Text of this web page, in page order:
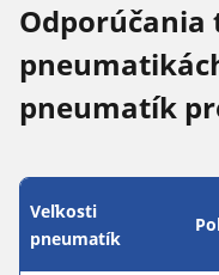
Odporúčania
pneumatík
Veľkosti
pneumatík